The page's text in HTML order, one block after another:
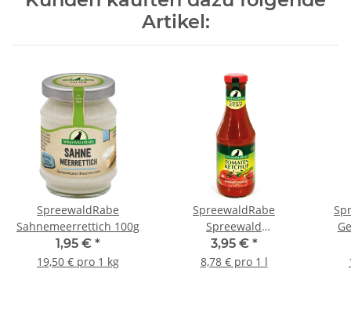
Artikel:
SpreewaldRabe
Sahnemeerrettich 100g
1,95 € *
19,50 € pro 1 kg
SpreewaldRabe
Spreewald
Tomatenketchup 450ml
3,95 € *
8,78 € pro 1 l